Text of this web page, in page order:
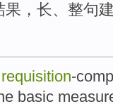
果，长、整句
requisition-
basic